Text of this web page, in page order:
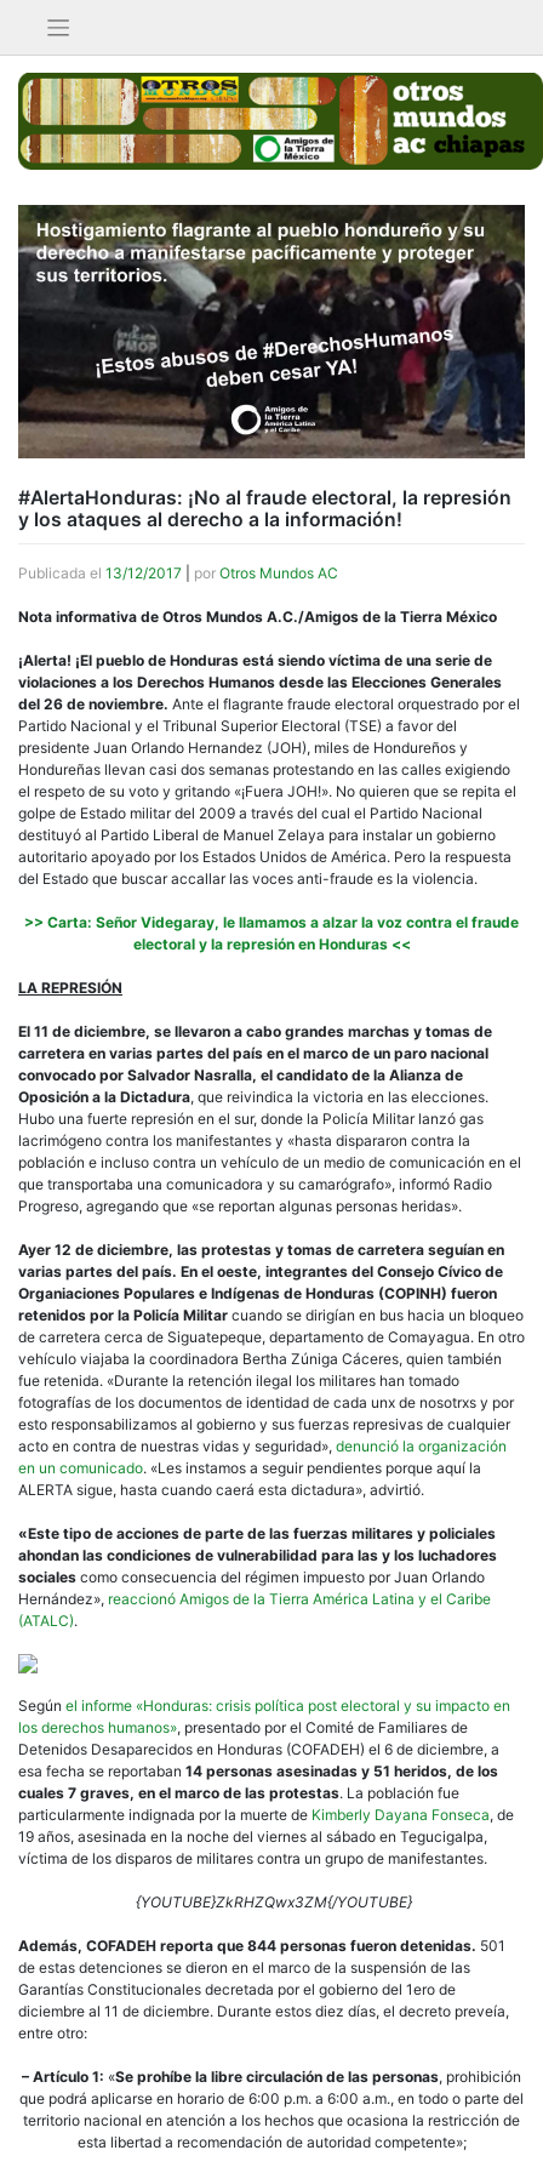
contenido
#AlertaHonduras: ¡No al fraude electoral, la represión
y los ataques al derecho a la información!
Publicada el 13/12/2017 por Otros Mundos AC
Nota informativa de Otros Mundos A.C./Amigos de la Tierra México
¡Alerta! ¡El pueblo de Honduras está siendo víctima de una serie de
violaciones a los Derechos Humanos desde las Elecciones Generales
del 26 de noviembre. Ante el flagrante fraude electoral orquestrado por el
Partido Nacional y el Tribunal Superior Electoral (TSE) a favor del
presidente Juan Orlando Hernandez (JOH), miles de Hondureños y
Hondureñas llevan casi dos semanas protestando en las calles exigiendo
el respeto de su voto y gritando «¡Fuera JOH!». No quieren que se repita el
golpe de Estado militar del 2009 a través del cual el Partido Nacional
destituyó al Partido Liberal de Manuel Zelaya para instalar un gobierno
autoritario apoyado por los Estados Unidos de América. Pero la respuesta
del Estado que buscar accallar las voces anti-fraude es la violencia.
>> Carta: Señor Videgaray, le llamamos a alzar la voz contra el fraude
electoral y la represión en Honduras <<
LA REPRESIÓN
El 11 de diciembre, se llevaron a cabo grandes marchas y tomas de
carretera en varias partes del país en el marco de un paro nacional
convocado por Salvador Nasralla, el candidato de la Alianza de
Oposición a la Dictadura, que reivindica la victoria en las elecciones.
Hubo una fuerte represión en el sur, donde la Policía Militar lanzó gas
lacrimógeno contra los manifestantes y «hasta dispararon contra la
población e incluso contra un vehículo de un medio de comunicación en el
que transportaba una comunicadora y su camarógrafo», informó Radio
Progreso, agregando que «se reportan algunas personas heridas».
Ayer 12 de diciembre, las protestas y tomas de carretera seguían en
varias partes del país. En el oeste, integrantes del Consejo Cívico de
Organiaciones Populares e Indígenas de Honduras (COPINH) fueron
retenidos por la Policía Militar cuando se dirigían en bus hacia un bloqueo
de carretera cerca de Siguatepeque, departamento de Comayagua. En otro
vehículo viajaba la coordinadora Bertha Zúniga Cáceres, quien también
fue retenida. «Durante la retención ilegal los militares han tomado
fotografías de los documentos de identidad de cada unx de nosotrxs y por
esto responsabilizamos al gobierno y sus fuerzas represivas de cualquier
acto en contra de nuestras vidas y seguridad», denunció la organización
en un comunicado. «Les instamos a seguir pendientes porque aquí la
ALERTA sigue, hasta cuando caerá esta dictadura», advirtió.
«Este tipo de acciones de parte de las fuerzas militares y policiales
ahondan las condiciones de vulnerabilidad para las y los luchadores
sociales como consecuencia del régimen impuesto por Juan Orlando
Hernández», reaccionó Amigos de la Tierra América Latina y el Caribe
(ATALC).
Según el informe «Honduras: crisis política post electoral y su impacto en
los derechos humanos», presentado por el Comité de Familiares de
Detenidos Desaparecidos en Honduras (COFADEH) el 6 de diciembre, a
esa fecha se reportaban 14 personas asesinadas y 51 heridos, de los
cuales 7 graves, en el marco de las protestas. La población fue
particularmente indignada por la muerte de Kimberly Dayana Fonseca, de
19 años, asesinada en la noche del viernes al sábado en Tegucigalpa,
víctima de los disparos de militares contra un grupo de manifestantes.
{YOUTUBE}ZkRHZQwx3ZM{/YOUTUBE}
Además, COFADEH reporta que 844 personas fueron detenidas. 501
de estas detenciones se dieron en el marco de la suspensión de las
Garantías Constitucionales decretada por el gobierno del 1ero de
diciembre al 11 de diciembre. Durante estos diez días, el decreto preveía,
entre otro:
– Artículo 1: «Se prohíbe la libre circulación de las personas, prohibición
que podrá aplicarse en horario de 6:00 p.m. a 6:00 a.m., en todo o parte del
territorio nacional en atención a los hechos que ocasiona la restricción de
esta libertad a recomendación de autoridad competente»;